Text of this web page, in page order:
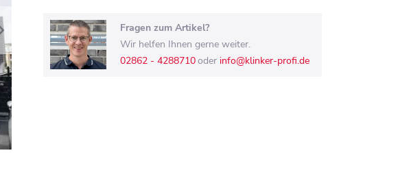
Fragen zum Artikel?
Wir helfen Ihnen gerne weiter.
02862 - 4288710oder info@klinker-profi.de